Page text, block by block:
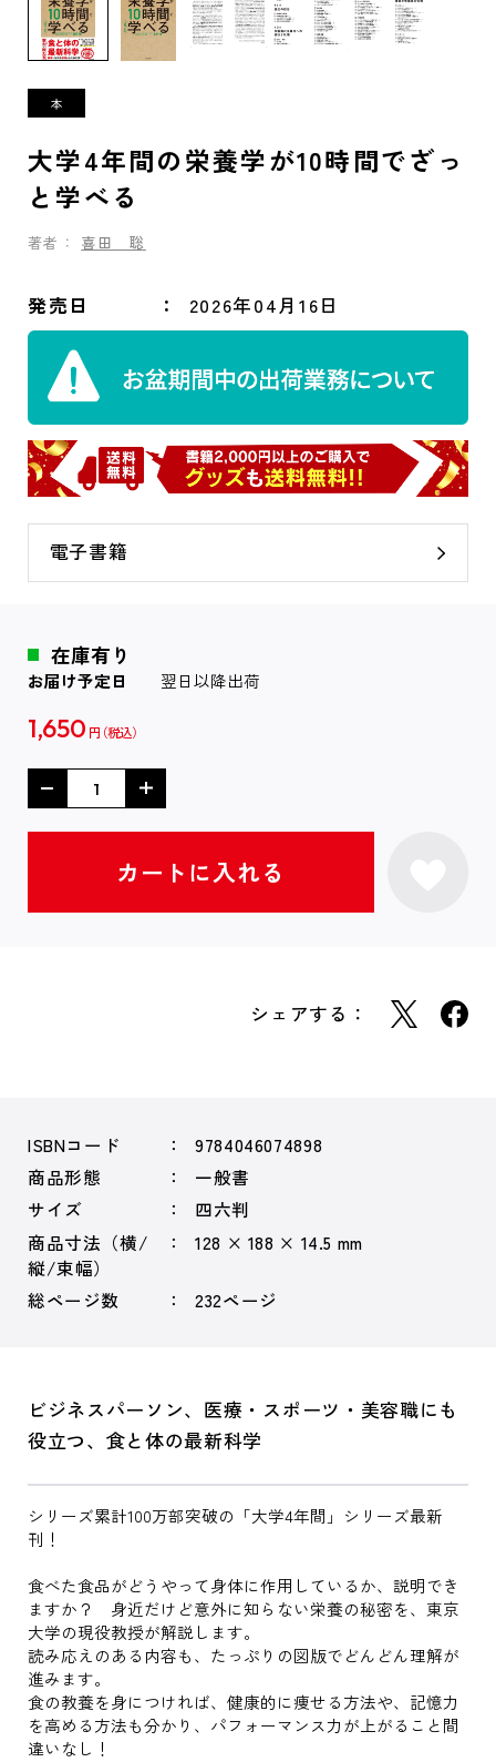
大学4年間の栄養学が10時間でざっ
と学べる
著者： 喜田 聡
発売日 2026年04月16日
電子書籍
在庫有り
お届け予定日 翌日以降出荷
1,650 円
シェアする：
ISBNコード
9784046074898
商品形態
一般書
サイズ
四六判
商品寸法（横/
縦/束幅）
128 × 188 × 14.5 mm
総ページ数 232ページ
ビジネスパーソン、医療・スポーツ・美容職にも
役立つ、食と体の最新科学
シリーズ累計100万部突破の「大学4年間」シリーズ最新
刊！
食べた食品がどうやって身体に作用しているか、説明でき
ますか？ 身近だけど意外に知らない栄養の秘密を、東京
大学の現役教授が解説します。
読み応えのある内容も、たっぷりの図版でどんどん理解が
進みます。
食の教養を身につければ、健康的に痩せる方法や、記憶力
を高める方法も分かり、パフォーマンス力が上がること間
違いなし！